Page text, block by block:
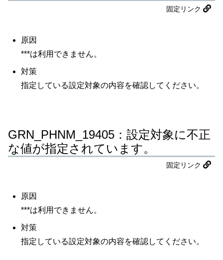
固定リンク
原因
***は利用できません。
対策
指定している設定対象の内容を確認してください。
GRN_PHNM_19405：設定対象に不正
な値が指定されています。
固定リンク
原因
***は利用できません。
対策
指定している設定対象の内容を確認してください。